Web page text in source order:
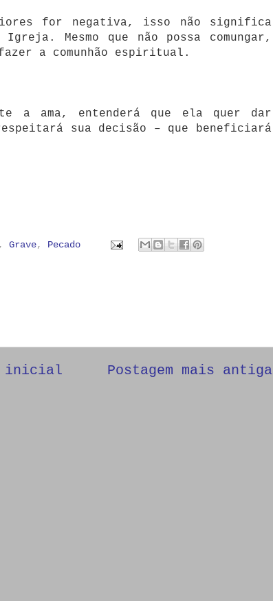
for negativa, isso não significa
Mesmo que não possa comungar,
a comunhão espiritual.
a ama, entenderá que ela quer dar
sua decisão – que beneficiará
,Grave, Pecado
Postagem mais antiga
inicial